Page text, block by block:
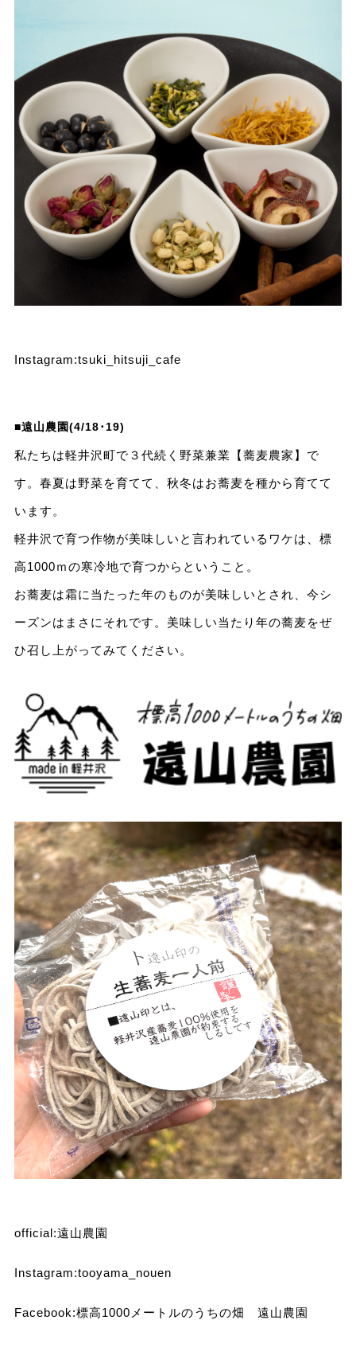
Instagram:tsuki_hitsuji_cafe
■遠山農園(4/18･19)
私たちは軽井沢町で３代続く野菜兼業【蕎麦農家】で
す。春夏は野菜を育てて、秋冬はお蕎麦を種から育てて
います。
軽井沢で育つ作物が美味しいと言われているワケは、標
高1000ｍの寒冷地で育つからということ。
お蕎麦は霜に当たった年のものが美味しいとされ、今シ
ーズンはまさにそれです。美味しい当たり年の蕎麦をぜ
ひ召し上がってみてください。
official:遠山農園
Instagram:tooyama_nouen
Facebook:標高1000メートルのうちの畑 遠山農園